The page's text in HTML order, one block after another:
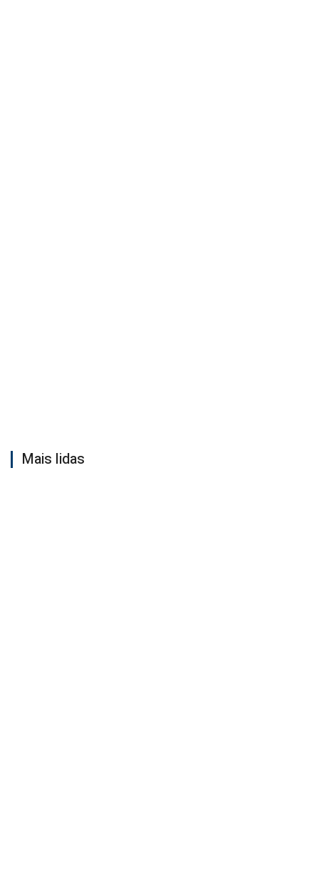
Mais lidas